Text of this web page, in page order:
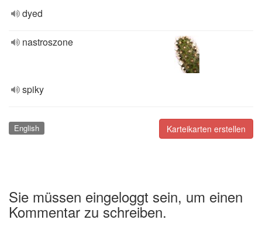
dyed
nastroszone
spiky
Karteikarten erstellen
English
Sie müssen eingeloggt sein, um einen
Kommentar zu schreiben.